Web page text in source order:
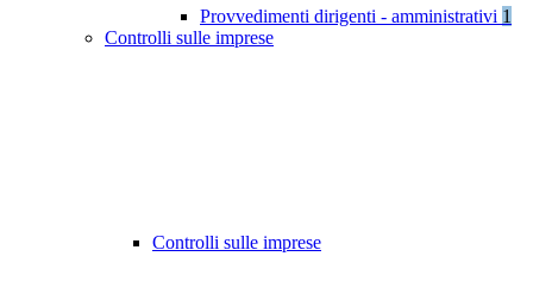
Provvedimenti dirigenti - amministrativi 1
Controlli sulle imprese
Controlli sulle imprese